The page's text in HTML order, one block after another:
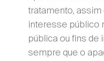
tratamento,
interesse público
pública ou fins de
sempre que o